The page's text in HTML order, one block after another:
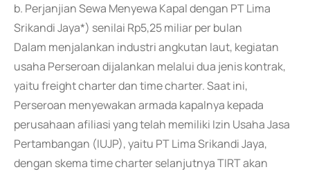
b. Perjanjian Sewa Menyewa Kapal dengan PT Lima
Srikandi Jaya*) senilai Rp5,25 miliar per bulan
Dalam menjalankan industri angkutan laut, kegiatan
usaha Perseroan dijalankan melalui dua jenis kontrak,
yaitu freight charter dan time charter. Saat ini,
Perseroan menyewakan armada kapalnya kepada
perusahaan afiliasi yang telah memiliki Izin Usaha Jasa
Pertambangan (IUJP), yaitu PT Lima Srikandi Jaya,
dengan skema time charter selanjutnya TIRT akan